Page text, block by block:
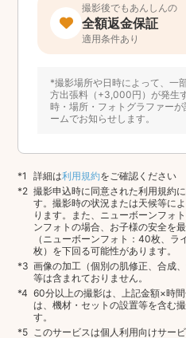
撮影後でもあんしんの
全額返金保証
適用条件あり
*撮影場所や日時によって、一
方出張料（+3,000円）が発生
時・場所・フォトグラファー
ームでお知らせします。
詳細は利用規約をご確認ください
撮影申込時に同意された利用規約
す。撮影時の状況または天候等に
ります。また、ニューボーンフォ
ンフォトの場合、お子様の安全を
（ニューボーンフォト：40枚、
枚）を下回る可能性があります。
画像の加工（個別の肌修正、合成
等は含まれておりません。
60分以上の撮影は、上記金額×時
は、機材・セットの設置等を含む
す。
このサービスは個人利用向けサー